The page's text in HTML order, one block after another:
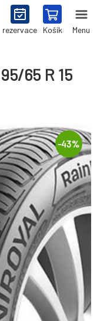
rezervace Košík Menu
65 R 15
-43%